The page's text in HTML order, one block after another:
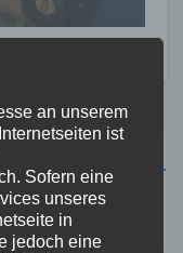
an unserem
ist
Sofern eine
unseres
in
jedoch eine